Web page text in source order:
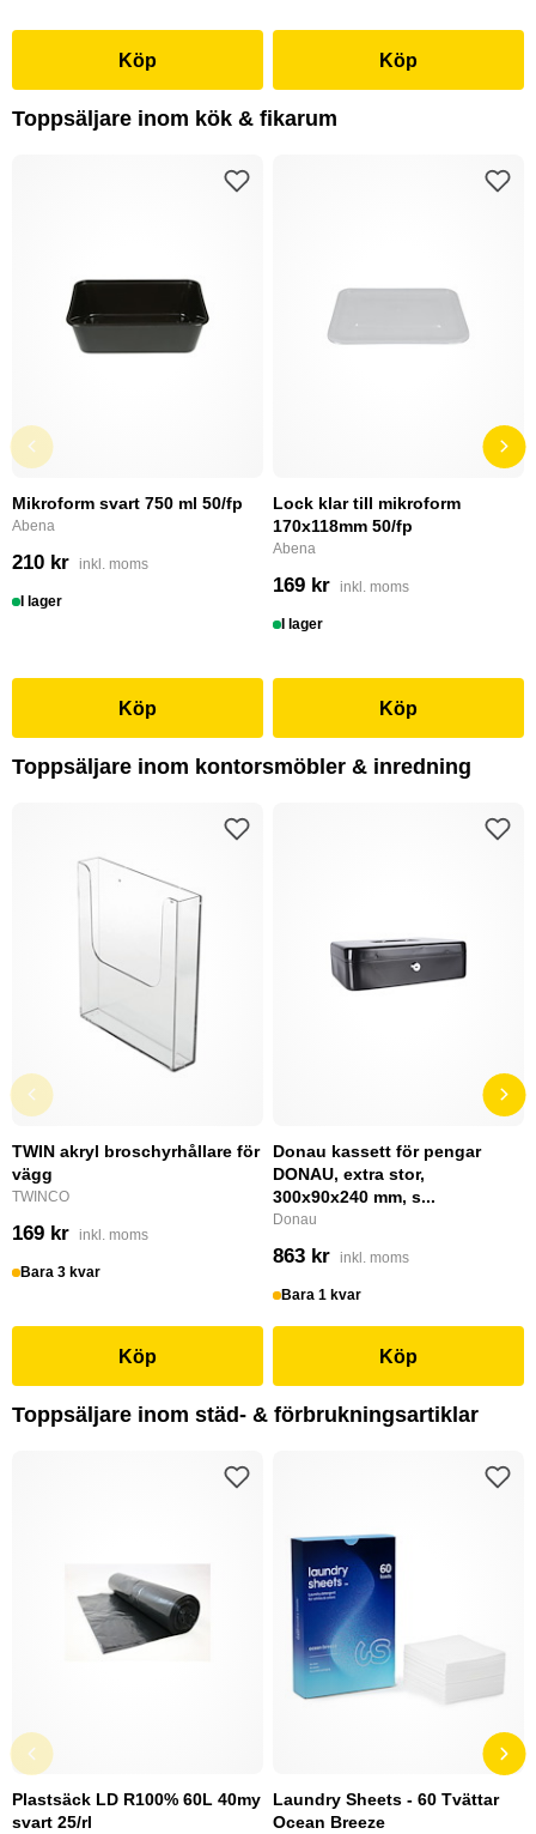
Köp Köp
Toppsäljare inom kök & fikarum
Mikroform svart 750 ml 50/fp
Abena
210 kr inkl. moms
I lager
Köp
Lock klar till mikroform
170x118mm 50/fp
Abena
169 kr inkl. moms
I lager
Köp
Toppsäljare inom kontorsmöbler & inredning
TWIN akryl broschyrhållare för
vägg
TWINCO
169 kr inkl. moms
Bara 3 kvar
Köp
Donau kassett för pengar
DONAU, extra stor,
300x90x240 mm, s...
Donau
863 kr inkl. moms
Bara 1 kvar
Köp
Toppsäljare inom städ- & förbrukningsartiklar
Plastsäck LD R100% 60L 40my
svart 25/rl
Laundry Sheets - 60 Tvättar
Ocean Breeze